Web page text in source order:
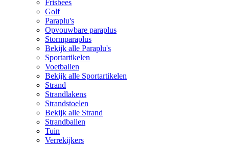
Frisbees
Golf
Paraplu's
Opvouwbare paraplus
Stormparaplus
Bekijk alle Paraplu's
Sportartikelen
Voetballen
Bekijk alle Sportartikelen
Strand
Strandlakens
Strandstoelen
Bekijk alle Strand
Strandballen
Tuin
Verrekijkers